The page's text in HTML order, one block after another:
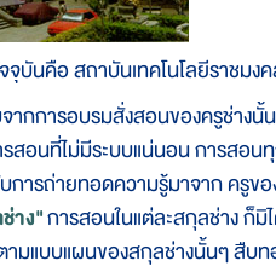
จุบันคือ สถาบันเทคโนโลยีราชมง
กการอบรมสั่งสอนของครูช่างนั้
รสอนที่ไม่มีระบบแน่นอน การสอ
การถ่ายทอดความรู้มาจาก ครู
ช่าง"การสอนในแต่ละสกุลช่าง ก็
มแบบแผนของสกุลช่างนั้นๆ สืบ